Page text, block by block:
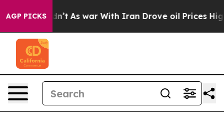
AGP PICKS
As war With Iran Drove oil Prices Higher,